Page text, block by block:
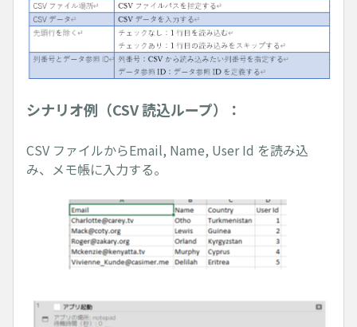
シナリオ例（CSV 読込ループ）：
CSV ファイルからEmail, Name, User Id を読み込
み、メモ帳に入力する。